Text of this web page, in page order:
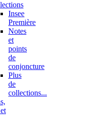
Insee
Première
Notes
et
points
de
conjoncture
Plus
de
collections...